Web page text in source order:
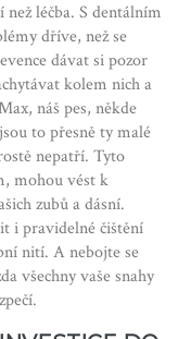
než léčba. S dentálním
dříve, než se
dávat si pozor
kolem nich a
náš pes, někde
to přesně ty malé
nepatří. Tyto
mohou vést k
zubů a dásní.
i pravidelné čištění
nití. A nebojte se
všechny vaše snahy